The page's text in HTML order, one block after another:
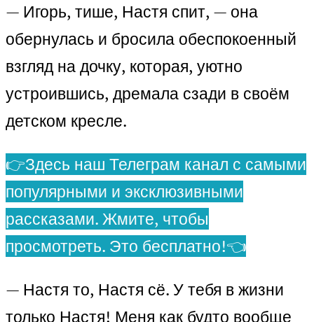
— Игорь, тише, Настя спит, — она
обернулась и бросила обеспокоенный
взгляд на дочку, которая, уютно
устроившись, дремала сзади в своём
детском кресле.
👉Здесь наш Телеграм канал с самыми
популярными и эксклюзивными
рассказами. Жмите, чтобы
просмотреть. Это бесплатно!👈
— Настя то, Настя сё. У тебя в жизни
только Настя! Меня как будто вообще